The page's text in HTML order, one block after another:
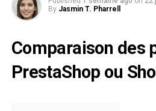
By Jasmin T. Pharrell
Comparaison des
PrestaShop ou